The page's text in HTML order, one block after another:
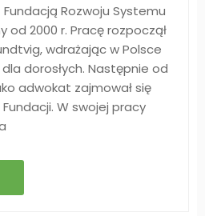
Rozwoju Systemu
od 2000 r. Pracę rozpoczął
wdrażając w Polsce
dorosłych. Następnie od
adwokat zajmował się
W swojej pracy